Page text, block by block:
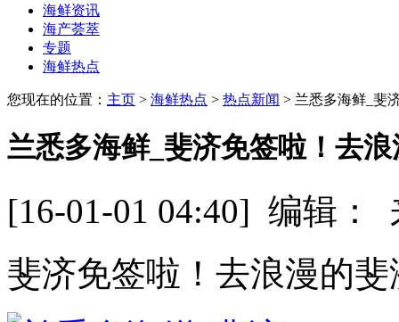
海鲜资讯
海产荟萃
专题
海鲜热点
您现在的位置： 主页 > 海鲜热点 > 热点新闻 > 兰悉多海鲜_斐
兰悉多海鲜_斐济免签啦！去
[16-01-01 04:40] 编辑
斐济免签啦！去浪漫的